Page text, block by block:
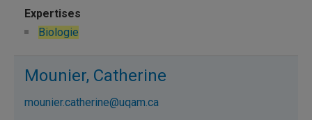
Biologie
Mounier, Catherine
mounier.catherine@uqam.ca